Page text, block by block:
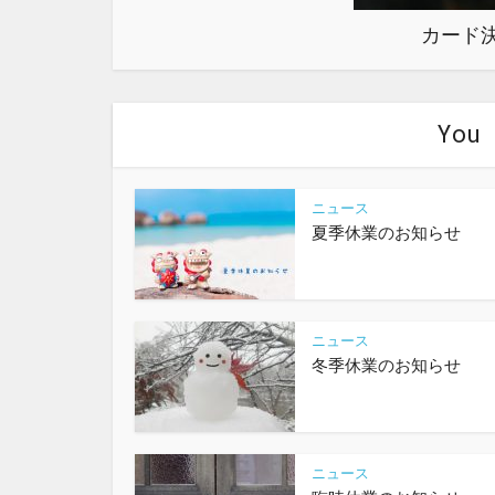
カード
ニュース
夏季休業のお知らせ
ニュース
冬季休業のお知らせ
ニュース